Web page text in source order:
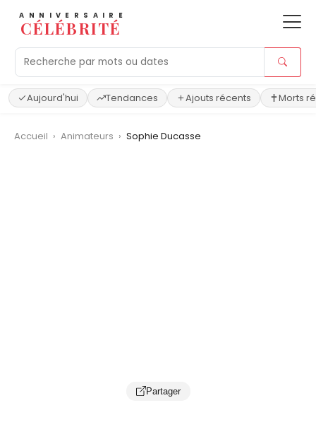
ANNIVERSAIRE
CÉLÉBRITÉ
Aujourd'hui Tendances Ajouts récents Morts
Accueil › Animateurs › Sophie Ducasse
Partager